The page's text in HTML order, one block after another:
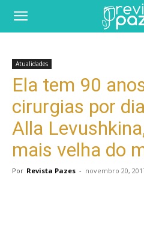
Atualidades
Ela tem 90
cirurgias por
Alla
mais velha do
Por Revista Pazes - novembro 20,